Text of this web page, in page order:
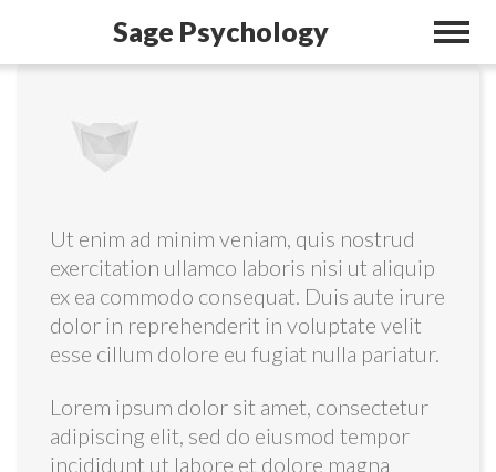
Sage Psychology
Ut enim ad minim veniam, quis nostrud
exercitation ullamco laboris nisi ut aliquip
ex ea commodo consequat. Duis aute irure
dolor in reprehenderit in voluptate velit
esse cillum dolore eu fugiat nulla pariatur.
Lorem ipsum dolor sit amet, consectetur
adipiscing elit, sed do eiusmod tempor
incididunt ut labore et dolore magna